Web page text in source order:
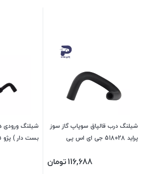
شیلنگ درب قالپاق سوپاپ گاز سوز
پراید 518028 جی ای اس پی
116,688تومان
شیلنگ ورودی